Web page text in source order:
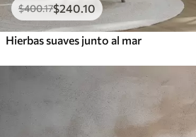
$400.17$240 .10
Hierbas suaves junto al mar